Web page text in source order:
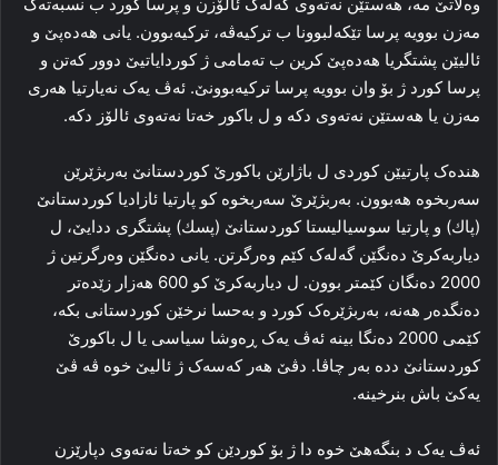
وه‌لاتێ مه‌، هه‌ستێن نه‌ته‌وی گه‌له‌ک ئالۆزن و پرسا کورد ب نسبه‌ته‌ک
مه‌زن بوویه‌ پرسا تێكەلبوونا ب ترکیه‌ڤه‌، تركیەبوون. یانی هەدەپێ و
ئالیێن پشتگریا هەدەپێ کرین ب ته‌مامی ژ کوردایاتیێ دوور که‌تن و
پرسا کورد ژ بۆ وان بوویه‌ پرسا ترکیه‌بوونێ. ئه‌ڤ یه‌ک نه‌یارتیا هه‌ری
مه‌زن یا هه‌ستێن نه‌ته‌وی دکه‌ و ل باکور خه‌تا نه‌ته‌وی ئالۆز دکه‌.
هنده‌ک پارتیێن کوردی ل باژارێن باكورێ كوردستانێ به‌ربژێرێن
سه‌ربخوه‌ ھەبوون. به‌ربژێرێ سه‌ربخوه‌ كو پارتیا ئازادیا كوردستانێ
(پاك) و پارتیا سوسیالیستا كوردستانێ (پسك) پشتگری ددایێ، ل
دیاربه‌کرێ ده‌نگێن گه‌له‌ک کێم وه‌رگرتن. یانی ده‌نگێن وه‌رگرتین ژ
2000 دەنگان کێمتر بوون. ل دیاربه‌کرێ کو 600 هه‌زار زێده‌تر
ده‌نگده‌ر هه‌نه‌، به‌ربژێره‌ک کورد و به‌حسا نرخێن کوردستانی بکه‌،
کێمی 2000 ده‌نگا بینه‌ ئه‌ڤ یه‌ک ڕه‌وشا سیاسی یا ل باکورێ
کوردستانێ دده‌ به‌ر چاڤا. دڤێ هه‌ر که‌سه‌ک ژ ئالیێ خوه‌ ڤه‌ ڤێ
یه‌کێ باش بنرخینه‌.
ئه‌ڤ یه‌ک د بنگه‌هێ خوه‌ دا ژ بۆ کوردێن کو خه‌تا نه‌ته‌وی دپارێزن